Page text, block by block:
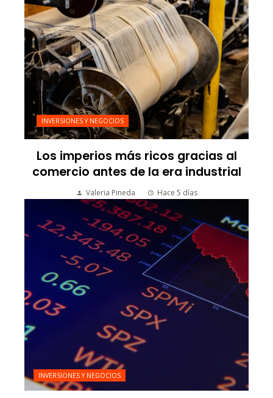
INVERSIONES Y NEGOCIOS
Los imperios más ricos gracias al
comercio antes de la era industrial
Valeria Pineda Hace 5 días
INVERSIONES Y NEGOCIOS